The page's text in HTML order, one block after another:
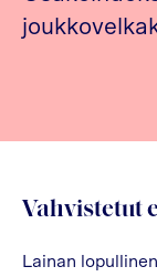
Vahvistetut
Lainan